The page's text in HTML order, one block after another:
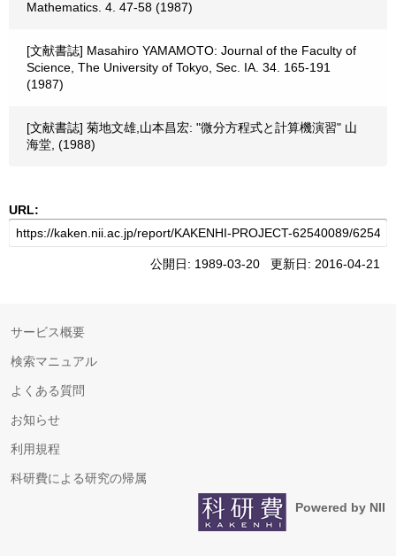
Mathematics. 4. 47-58 (1987)
[文献書誌] Masahiro YAMAMOTO: Journal of the Faculty of
Science, The University of Tokyo, Sec. IA. 34. 165-191
(1987)
[文献書誌] 菊地文雄,山本昌宏: "微分方程式と計算機演習" 山
海堂, (1988)
URL:
公開日: 1989-03-20 更新日: 2016-04-21
サービス概要
検索マニュアル
よくある質問
お知らせ
利用規程
科研費による研究の帰属
Powered by NII